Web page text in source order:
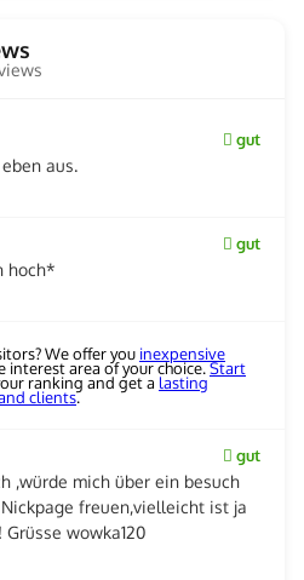
gut
aus.
gut
hoch*
We offer you inexpensive
interest area of your choice.Start
ranking and get a lasting
clients.
gut
,würde mich über ein besuch
freuen,vielleicht ist ja
wowka120